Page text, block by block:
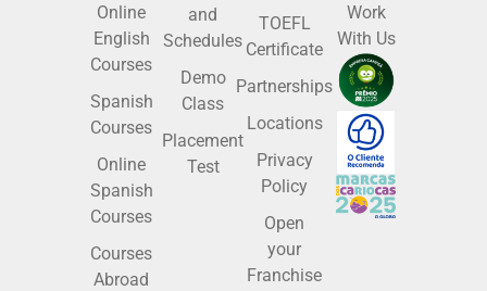
Online
English
Courses
Spanish
Courses
Online
Spanish
Courses
Courses
Abroad
and
Schedules
Demo
Class
Placement
Test
TOEFL
Certificate
Partnerships
Locations
Privacy
Policy
Open
your
Franchise
Work
With Us